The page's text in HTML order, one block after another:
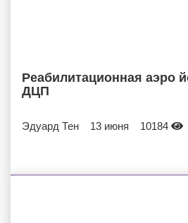
Реабилитационная аэро
ДЦП
Эдуард Тен 13 июня 10184